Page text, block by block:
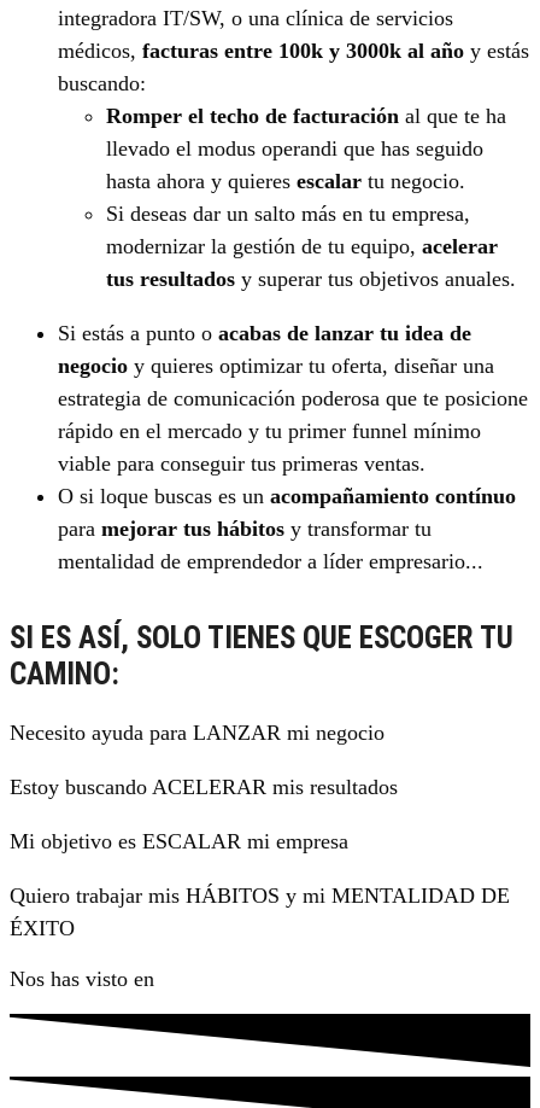
integradora IT/SW, o una clínica de servicios
médicos, facturas entre 100k y 3000k al año y estás
buscando:
Romper el techo de facturación al que te ha
llevado el modus operandi que has seguido
hasta ahora y quieres escalar tu negocio.
Si deseas dar un salto más en tu empresa,
modernizar la gestión de tu equipo, acelerar
tus resultados y superar tus objetivos anuales.
Si estás a punto o acabas de lanzar tu idea de
negocio y quieres optimizar tu oferta, diseñar una
estrategia de comunicación poderosa que te posicione
rápido en el mercado y tu primer funnel mínimo
viable para conseguir tus primeras ventas.
O si loque buscas es un acompañamiento contínuo
para mejorar tus hábitos y transformar tu
mentalidad de emprendedor a líder empresario...
SI ES ASÍ, SOLO TIENES QUE ESCOGER TU
CAMINO:
Necesito ayuda para LANZAR mi negocio
Estoy buscando ACELERAR mis resultados
Mi objetivo es ESCALAR mi empresa
Quiero trabajar mis HÁBITOS y mi MENTALIDAD DE
ÉXITO
Nos has visto en